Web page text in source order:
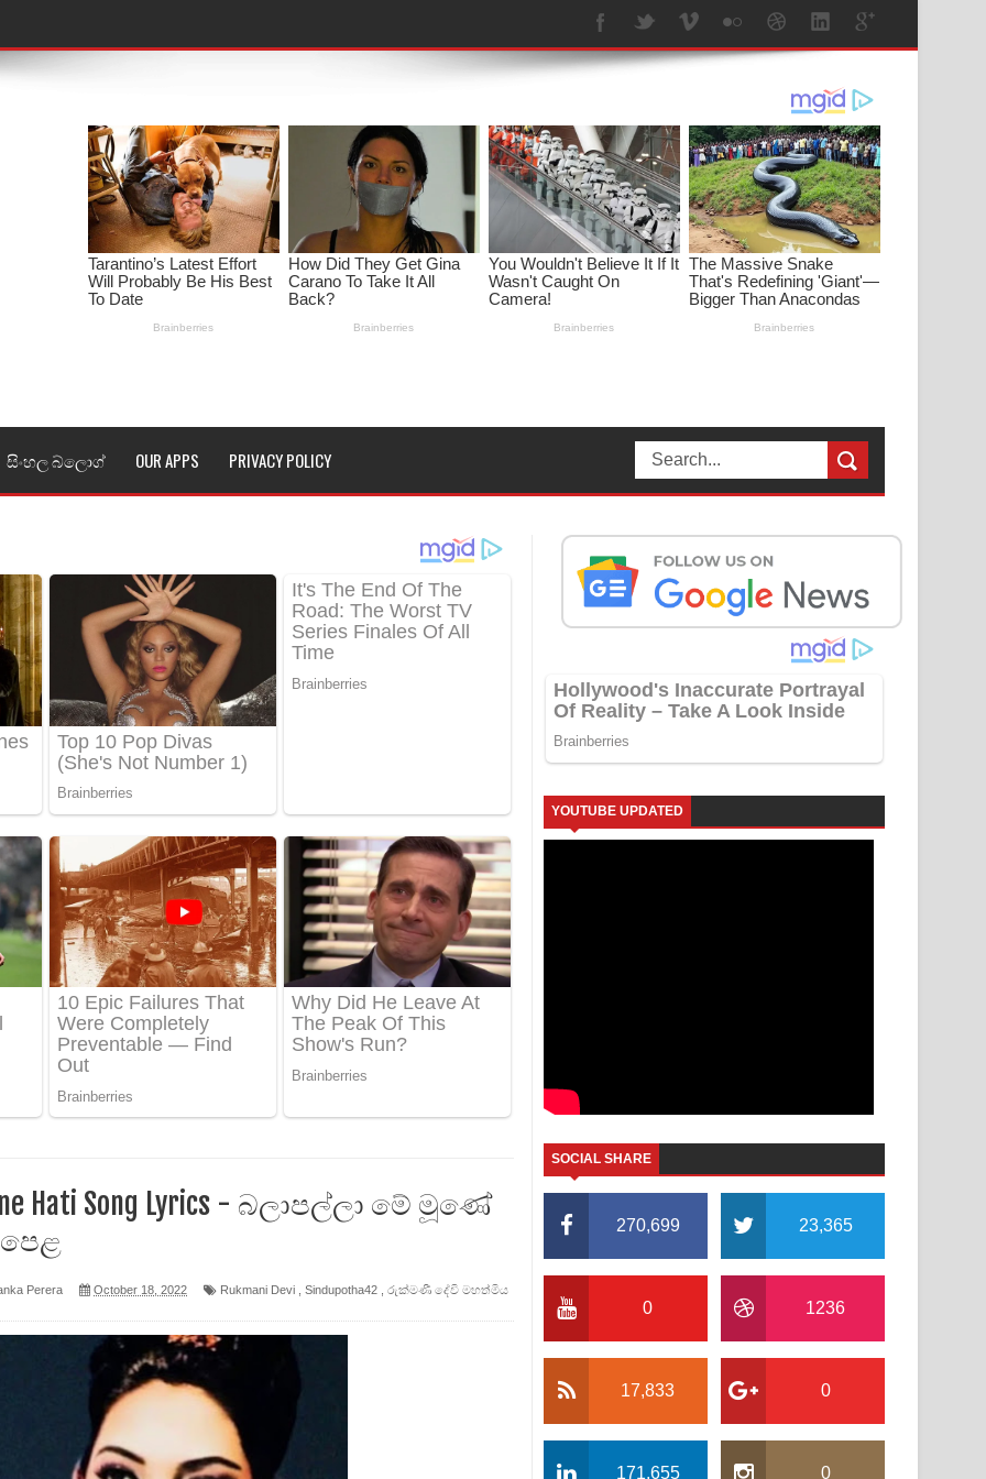
පද පෙළ
පෙළ
ගීතයේ පද පෙළ
පද පෙළ
පද පෙළ
ගීතයේ පද පෙළ
පද පෙළ
පෙළ
පද පෙළ
පද පෙළ
ලියන්න ගීතයේ පද පෙළ
සිංහල බ්ලොග් OUR APPS PRIVACY POLICY
Hati Song Lyrics - බලාපල්ලා මේ මූණේ
Perera October 18, 2022 Rukmani Devi Sindupotha42
රුක්මණී දේවි මහත්මිය
YOUTUBE UPDATED
SOCIAL SHARE
270,699 23,365
0 1236
17,833 0
171,655 0